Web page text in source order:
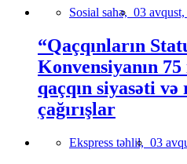
Sosial sahə, 03
“Qaçqınların
Konvensiyanın
qaçqın siyasəti
çağırışlar
Ekspress təhlil, 03